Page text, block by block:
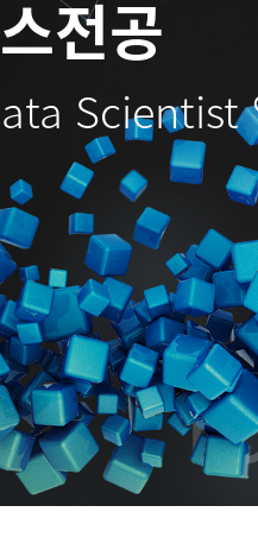
전공
Scientist